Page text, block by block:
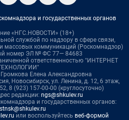
и государственных органов
«НГС.НОВОСТИ» (18+)
службой по надзору в сфере связи,
массовых коммуникаций (Роскомнадзор)
номер ЭЛ № ФС 77— 84683
ответственностью "ИНТЕРНЕТ
Елена Александровна
Новосибирск, ул. Ленина, д. 12, 6 этаж,
8 (923) 157-00-00 (круглосуточно)
редакции: ngs@shkulev.ru
и государственных органов:
или воспользуйтесь веб-формой